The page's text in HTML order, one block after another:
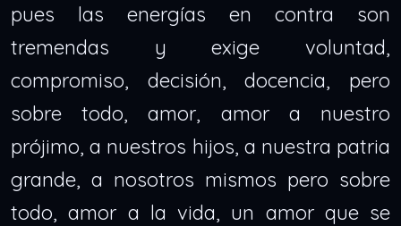
pues las energías en contra son
tremendas y exige voluntad,
compromiso, decisión, docencia, pero
sobre todo, amor, amor a nuestro
prójimo, a nuestros hijos, a nuestra patria
grande, a nosotros mismos pero sobre
todo, amor a la vida, un amor que se